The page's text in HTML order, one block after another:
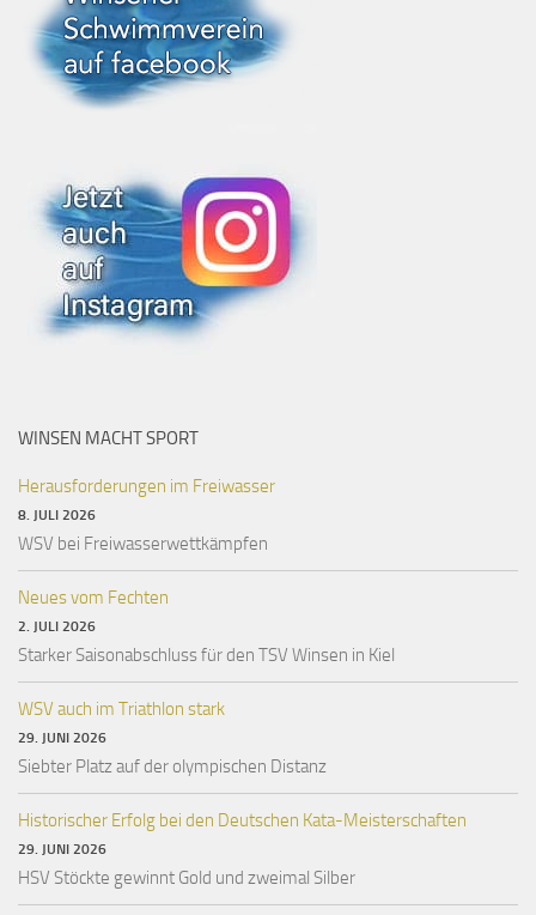
WINSEN MACHT SPORT
Herausforderungen im Freiwasser
8. JULI 2026
WSV bei Freiwasserwettkämpfen
Neues vom Fechten
2. JULI 2026
Starker Saisonabschluss für den TSV Winsen in Kiel
WSV auch im Triathlon stark
29. JUNI 2026
Siebter Platz auf der olympischen Distanz
Historischer Erfolg bei den Deutschen Kata-Meisterschaften
29. JUNI 2026
HSV Stöckte gewinnt Gold und zweimal Silber